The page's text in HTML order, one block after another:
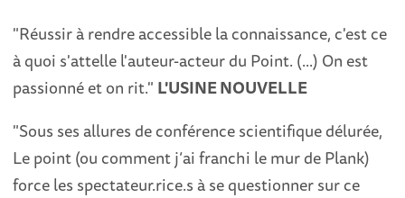
"Réussir à rendre accessible la connaissance, c'est ce
à quoi s'attelle l'auteur-acteur du Point. (...) On est
passionné et on rit." L'USINE NOUVELLE
"Sous ses allures de conférence scientifique délurée,
Le point (ou comment j’ai franchi le mur de Plank)
force les spectateur.rice.s à se questionner sur ce